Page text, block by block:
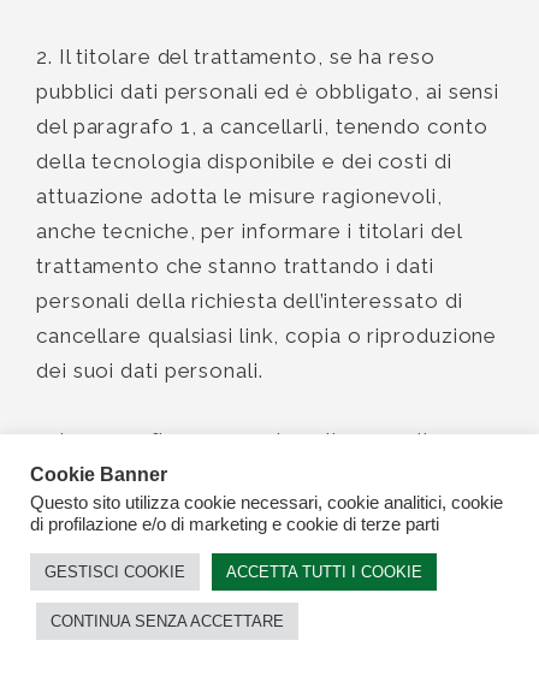
2. Il titolare del trattamento, se ha reso
pubblici dati personali ed è obbligato, ai sensi
del paragrafo 1, a cancellarli, tenendo conto
della tecnologia disponibile e dei costi di
attuazione adotta le misure ragionevoli,
anche tecniche, per informare i titolari del
trattamento che stanno trattando i dati
personali della richiesta dell’interessato di
cancellare qualsiasi link, copia o riproduzione
dei suoi dati personali.
3. I paragrafi 1 e 2 non si applicano nella
misura in cui il trattamento sia necessario:
espressione e di informazione;
Cookie Banner
Questo sito utilizza cookie necessari, cookie analitici, cookie
di profilazione e/o di marketing e cookie di terze parti
GESTISCI COOKIE ACCETTA TUTTI I COOKIE
CONTINUA SENZA ACCETTARE